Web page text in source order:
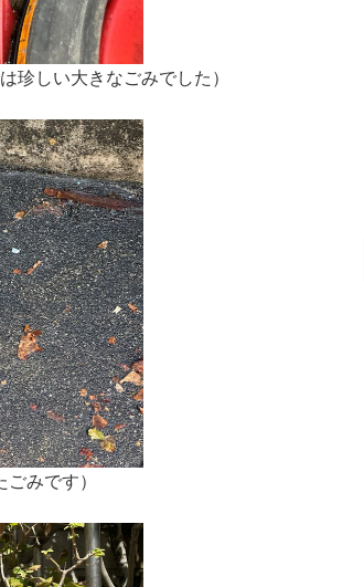
珍しい大きなごみでした）
みです）